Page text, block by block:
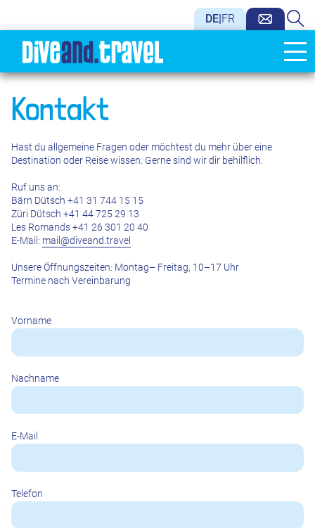
DE FR
Kontakt
Hast du allgemeine Fragen oder möchtest du mehr über eine
Destination oder Reise wissen. Gerne sind wir dir behilflich.
Ruf uns an:
Bärn Dütsch +41 31 744 15 15
Züri Dütsch +41 44 725 29 13
Les Romands +41 26 301 20 40
E-Mail: mail@diveand.travel
Unsere Öffnungszeiten: Montag– Freitag, 10–17 Uhr
Termine nach Vereinbarung
Vorname
Nachname
E-Mail
Telefon